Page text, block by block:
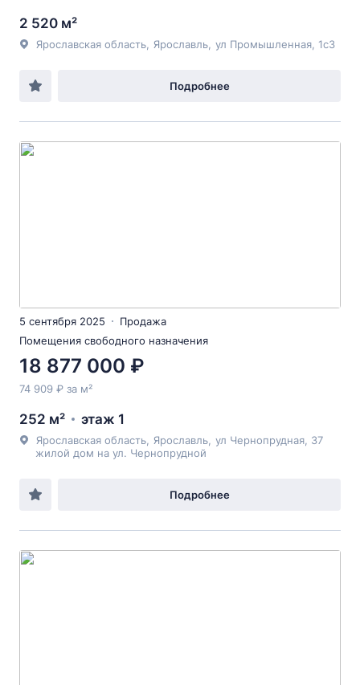
2 520 м²
Ярославская область Ярославль ул Промышленная , 1с3
Подробнее
5 сентября 2025
Продажа
Помещения свободного назначения
18 877 000 ₽
74 909 ₽ за м²
252 м² этаж 1
Ярославская область Ярославль ул Чернопрудная , 37
жилой дом на ул. Чернопрудной
Подробнее